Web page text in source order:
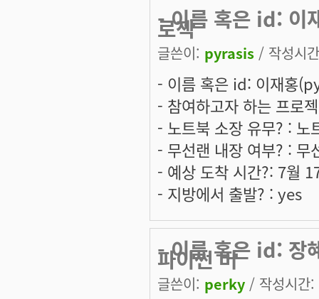
- 이름 혹은 id: 이
로젝
글쓴이: pyrasis / 작성시
- 이름 혹은 id: 이재홍
- 참여하고자 하는 프로
- 노트북 소장 유무? : 노
- 무선랜 내장 여부? : 무
- 예상 도착 시간?: 7월
- 지방에서 출발? : yes
- 이름 혹은 id: 장
파이썬 버
글쓴이: perky / 작성시간